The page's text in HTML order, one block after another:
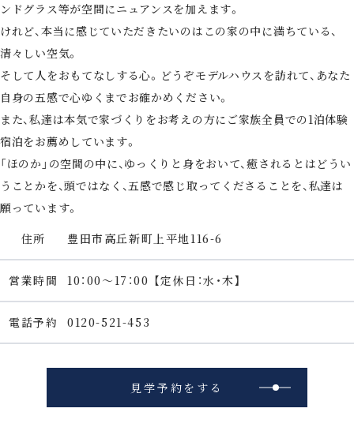
ンドグラス等が空間にニュアンスを加えます。
けれど、本当に感じていただきたいのはこの家の中に満ちている、
清々しい空気。
そして人をおもてなしする心。どうぞモデルハウスを訪れて、あなた
自身の五感で心ゆくまでお確かめください。
また、私達は本気で家づくりをお考えの方にご家族全員での1泊体験
宿泊をお薦めしています。
「ほのか」の空間の中に、ゆっくりと身をおいて、癒されるとはどうい
うことかを、頭ではなく、五感で感じ取ってくださることを、私達は
願っています。
住所
豊田市高丘新町上平地116-6
営業時間 10：00～17：00 【定休日：水・木】
電話予約 0120-521-453
見学予約をする